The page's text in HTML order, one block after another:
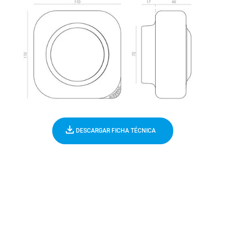
DESCARGAR FICHA TÉCNICA